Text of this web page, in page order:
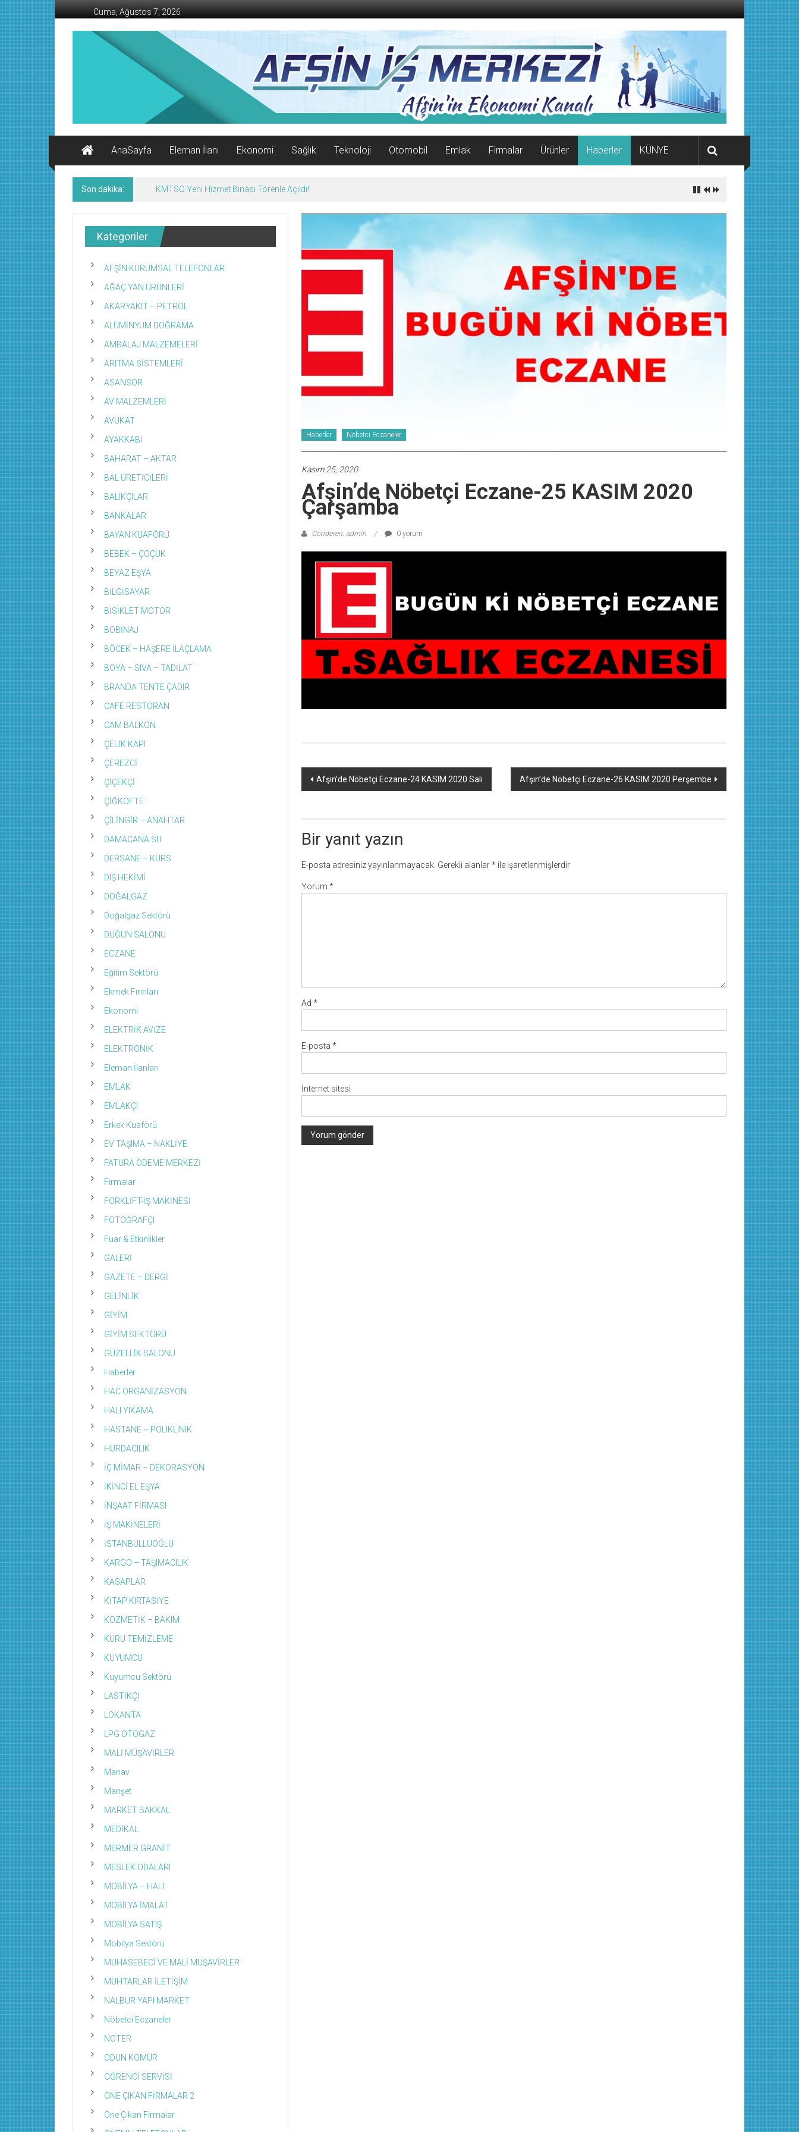
İçeriğe
geç
Cuma, Ağustos 7, 2026
AFŞİN
Ekonomi
Kanalı
AnaSayfa
Eleman İlanı Ekonomi Sağlık Teknoloji Otomobil Emlak Firmalar Ürünler Haberler KÜNYE
Son dakika: KMTSO Yeni Hizmet Binası Törenle Açıldı!
Haberler Nöbetci Eczaneler
Kasım 25, 2020
Afşin’de Nöbetçi Eczane-25 KASIM 2020
Çarşamba
Gönderen: admin 0 yorum
Yazı
Afşin’de Nöbetçi Eczane-24 KASIM 2020 Salı Afşin’de Nöbetçi Eczane-26 KASIM 2020 Perşembe
Bir yanıt yazın
E-posta adresiniz yayınlanmayacak. Gerekli alanlar* ile işaretlenmişlerdir
Yorum *
Ad *
E-posta *
İnternet sitesi
Kategoriler
AFŞİN KURUMSAL TELEFONLAR
AĞAÇ YAN ÜRÜNLERİ
AKARYAKIT – PETROL
ALÜMİNYUM DOĞRAMA
AMBALAJ MALZEMELERİ
ARITMA SİSTEMLERİ
ASANSÖR
AV MALZEMLERİ
AVUKAT
AYAKKABI
BAHARAT – AKTAR
BAL ÜRETİCİLERİ
BALIKÇILAR
BANKALAR
BAYAN KUAFÖRÜ
BEBEK – ÇOÇUK
BEYAZ EŞYA
BİLGİSAYAR
BİSİKLET MOTOR
BOBİNAJ
BÖCEK – HAŞERE İLAÇLAMA
BOYA – SIVA – TADİLAT
BRANDA TENTE ÇADIR
CAFE RESTORAN
CAM BALKON
ÇELİK KAPI
ÇEREZCİ
ÇİÇEKÇİ
ÇİĞKÖFTE
ÇİLİNGİR – ANAHTAR
DAMACANA SU
DERSANE – KURS
DIŞ HEKİMİ
DOĞALGAZ
Doğalgaz Sektörü
DÜĞÜN SALONU
ECZANE
Eğitim Sektörü
Ekmek Fırınları
Ekonomi
ELEKTRİK AVİZE
ELEKTRONİK
Eleman İlanları
EMLAK
EMLAKÇI
Erkek Kuaförü
EV TAŞIMA – NAKLİYE
FATURA ÖDEME MERKEZİ
Firmalar
FORKLİFT-İŞ MAKİNESİ
FOTOĞRAFÇI
Fuar & Etkinlikler
GALERİ
GAZETE – DERGİ
GELİNLİK
GİYİM
GİYİM SEKTÖRÜ
GÜZELLİK SALONU
Haberler
HAC ORGANİZASYON
HALI YIKAMA
HASTANE – POLIKLINIK
HURDACILIK
İÇ MİMAR – DEKORASYON
İKİNCİ EL EŞYA
İNŞAAT FİRMASI
İŞ MAKİNELERİ
İSTANBULLUOĞLU
KARGO – TAŞIMACILIK
KASAPLAR
KİTAP KIRTASİYE
KOZMETİK – BAKIM
KURU TEMİZLEME
KUYUMCU
Kuyumcu Sektörü
LASTİKÇİ
LOKANTA
LPG OTOGAZ
MALİ MÜŞAVİRLER
Manav
Manşet
MARKET BAKKAL
MEDİKAL
MERMER GRANİT
MESLEK ODALARI
MOBİLYA – HALI
MOBİLYA İMALAT
MOBİLYA SATIŞ
Mobilya Sektörü
MUHASEBECİ VE MALİ MÜŞAVİRLER
MUHTARLAR İLETİŞİM
NALBUR YAPI MARKET
Nöbetci Eczaneler
NOTER
ODUN KÖMÜR
ÖĞRENCİ SERVİSİ
ÖNE ÇIKAN FİRMALAR 2
Öne Çıkan Firmalar